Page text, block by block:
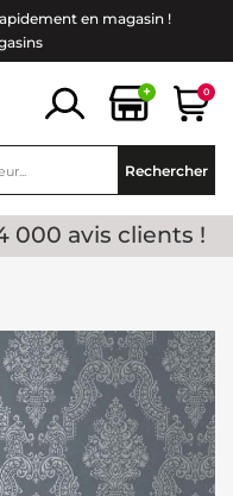
en magasin !
+ 0
Rechercher
000 avis clients !